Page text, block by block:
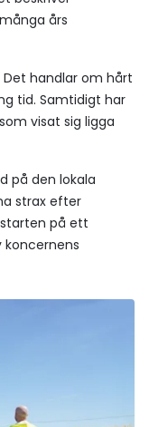
års
Det handlar om hårt
tid. Samtidigt har
visat sig ligga
på den lokala
strax efter
på ett